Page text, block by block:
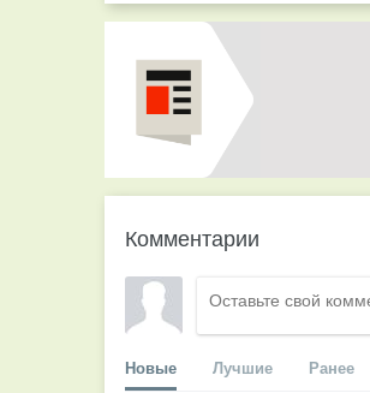
Комментарии
Новые Лучшие Ранее